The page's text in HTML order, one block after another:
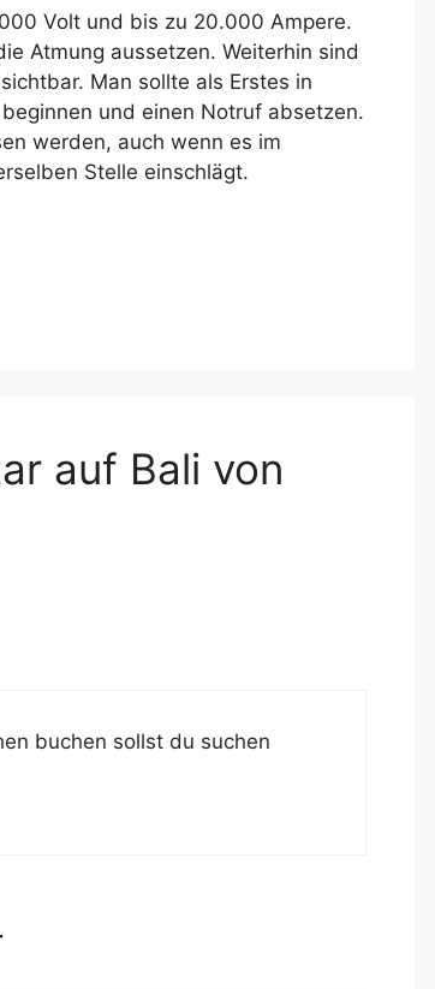
Volt und bis zu 20.000 Ampere.
Atmung aussetzen. Weiterhin sind
Man sollte als Erstes in
und einen Notruf absetzen.
werden, auch wenn es im
Stelle einschlägt.
auf Bali von
buchen sollst du suchen